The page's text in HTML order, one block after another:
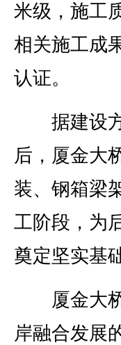
米级，施工
相关施工成
认证。
据建设方
后，厦金大
装、钢箱梁
工阶段，为
奠定坚实基
厦金大桥
岸融合发展